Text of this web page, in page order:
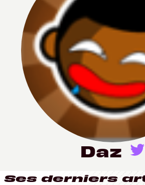
Daz
Ses derniers